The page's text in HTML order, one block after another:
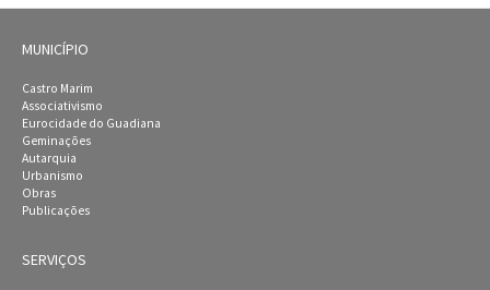
MUNICÍPIO
Castro Marim
Associativismo
Eurocidade do Guadiana
Geminações
Autarquia
Urbanismo
Obras
Publicações
SERVIÇOS